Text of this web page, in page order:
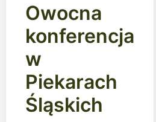
Owocna
konferencja
w
Piekarach
Śląskich